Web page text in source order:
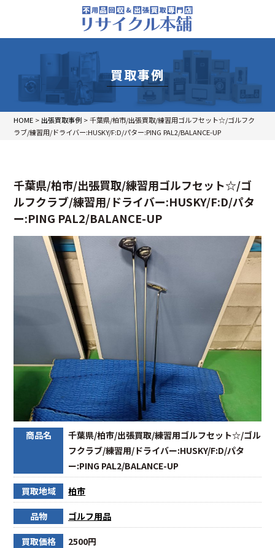
買取事例
HOME > 出張買取事例 >千葉県/柏市/出張買取/練習用ゴルフセット☆/ゴルフク
ラブ/練習用/ドライバー:HUSKY/F:D/パター:PING PAL2/BALANCE-UP
千葉県/柏市/出張買取/練習用ゴルフセット☆/ゴ
ルフクラブ/練習用/ドライバー:HUSKY/F:D/パタ
ー:PING PAL2/BALANCE-UP
商品名
千葉県/柏市/出張買取/練習用ゴルフセット☆/ゴル
フクラブ/練習用/ドライバー:HUSKY/F:D/パタ
ー:PING PAL2/BALANCE-UP
買取地域 柏市
品物 ゴルフ用品
買取価格 2500円